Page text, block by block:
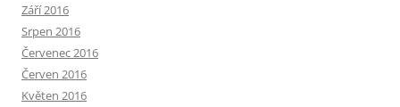
Září 2016
Srpen 2016
Červenec 2016
Červen 2016
Květen 2016